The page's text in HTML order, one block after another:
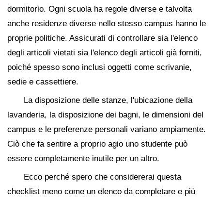
dormitorio. Ogni scuola ha regole diverse e talvolta
anche residenze diverse nello stesso campus hanno le
proprie politiche. Assicurati di controllare sia l'elenco
degli articoli vietati sia l'elenco degli articoli già forniti,
poiché spesso sono inclusi oggetti come scrivanie,
sedie e cassettiere.
La disposizione delle stanze, l'ubicazione della
lavanderia, la disposizione dei bagni, le dimensioni del
campus e le preferenze personali variano ampiamente.
Ciò che fa sentire a proprio agio uno studente può
essere completamente inutile per un altro.
Ecco perché spero che considererai questa
checklist meno come un elenco da completare e più